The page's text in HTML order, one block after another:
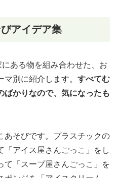
アイデア集
ある物を組み合わせた、お
別に紹介します。 すべてむ
ばかりなので、気になったも
あそびです。プラスチックの
「アイス屋さんごっこ」をし
て「スープ屋さんごっこ」を